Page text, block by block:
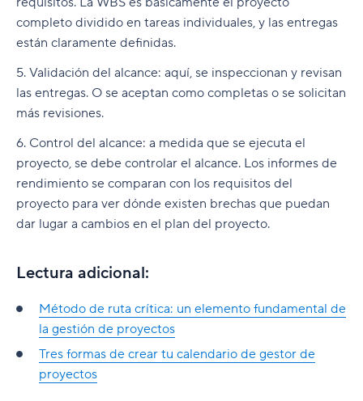
completo dividido en tareas individuales, y las entregas
están claramente definidas.
5. Validación del alcance: aquí, se inspeccionan y revisan
las entregas. O se aceptan como completas o se solicitan
más revisiones.
6. Control del alcance: a medida que se ejecuta el
proyecto, se debe controlar el alcance. Los informes de
rendimiento se comparan con los requisitos del
proyecto para ver dónde existen brechas que puedan
dar lugar a cambios en el plan del proyecto.
Lectura adicional:
Método de ruta crítica: un elemento fundamental de
la gestión de proyectos
Tres formas de crear tu calendario de gestor de
proyectos